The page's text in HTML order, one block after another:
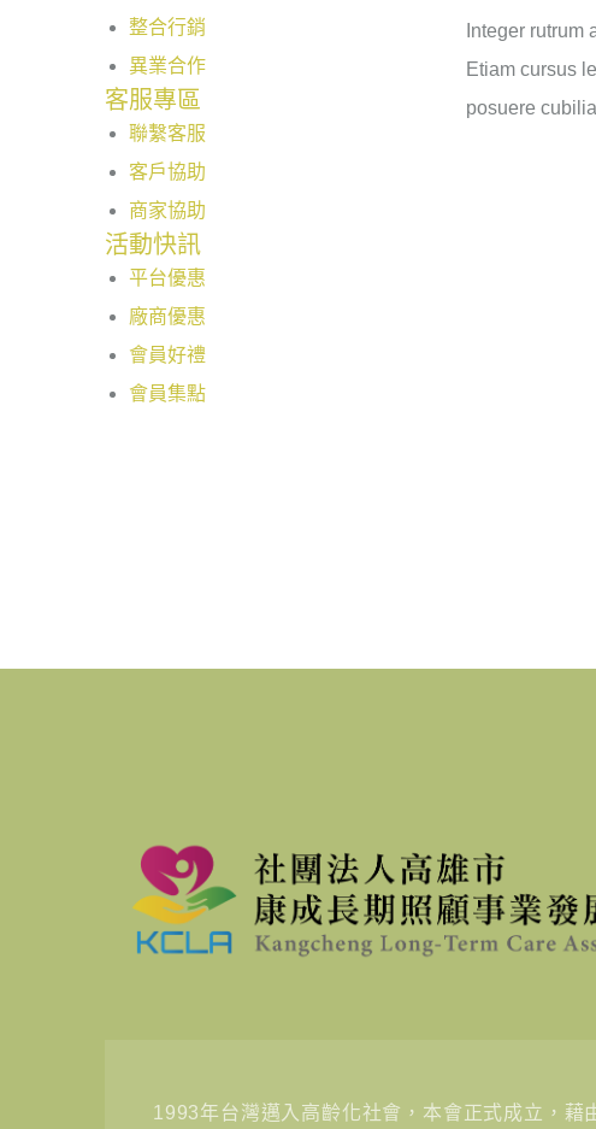
整合行銷
異業合作
客服專區
聯繫客服
客戶協助
商家協助
活動快訊
平台優惠
廠商優惠
會員好禮
會員集點
Integer
Etiam cursus
posuere
1993年台灣邁入高齡化社會，本會正式成立，藉